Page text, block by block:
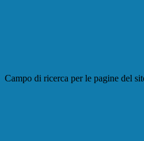
Campo di ricerca per le pagine del